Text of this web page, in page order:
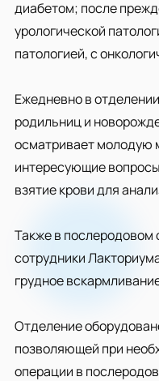
диабетом; после
урологической
патологией, с
Ежедневно в
родильниц и
осматривает молодую
интересующие
взятие крови для
Также в послеродовом
сотрудники
грудное
Отделение
позволяющей при
операции в